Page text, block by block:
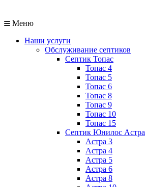
Меню
Наши услуги
Обслуживание септиков
Септик Топас
Топас 4
Топас 5
Топас 6
Топас 8
Топас 9
Топас 10
Топас 15
Септик Юнилос Астра
Астра 3
Астра 4
Астра 5
Астра 6
Астра 8